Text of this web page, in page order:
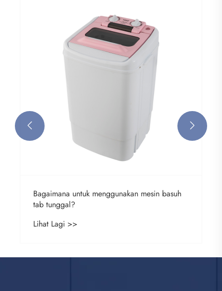
Bagaimana untuk menggunakan mesin basuh
tab tunggal?
Lihat Lagi >>
 